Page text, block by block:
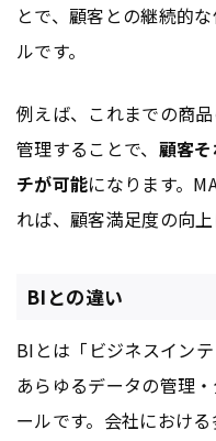
とで、顧客との継続的
ルです。
例えば、これまでの商
管理することで、 顧客
チが可能になります。
れば、顧客満足度の向
BIとの違い
BIとは「ビジネスイン
あらゆるデータの管理
ールです。会社におけ